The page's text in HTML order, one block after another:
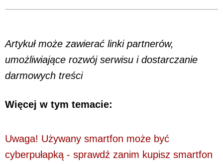
Artykuł może zawierać linki partnerów,
umożliwiające rozwój serwisu i dostarczanie
darmowych treści
Więcej w tym temacie:
Uwaga! Używany smartfon może być
cyberpułapką - sprawdź zanim kupisz smartfon